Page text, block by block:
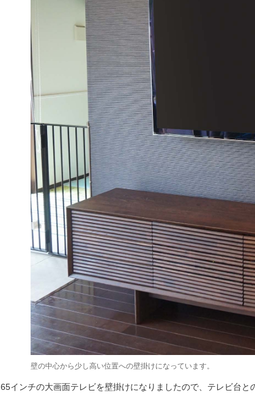
壁の中心から少し高い位置への壁掛けになっています。
65インチの大画面テレビを壁掛けになりましたので、テレビ台と